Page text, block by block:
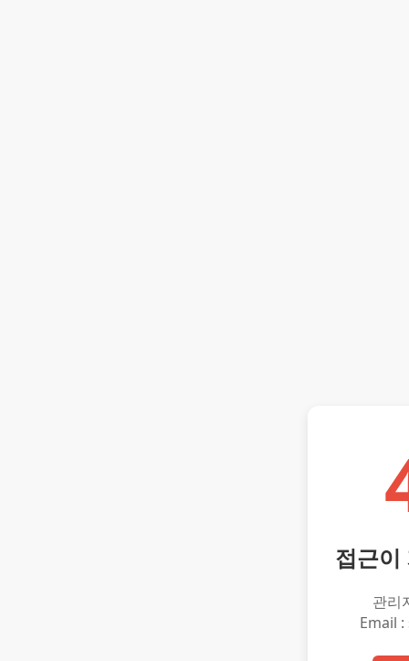
접근이
관리
Email